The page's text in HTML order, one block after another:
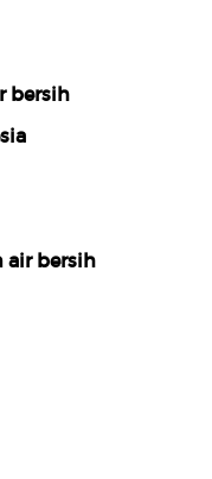
bersih
air bersih